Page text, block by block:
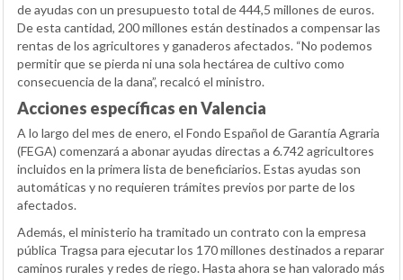
de ayudas con un presupuesto total de 444,5 millones de euros.
De esta cantidad, 200 millones están destinados a compensar las
rentas de los agricultores y ganaderos afectados. “No podemos
permitir que se pierda ni una sola hectárea de cultivo como
consecuencia de la dana”, recalcó el ministro.
Acciones específicas en Valencia
A lo largo del mes de enero, el Fondo Español de Garantía Agraria
(FEGA) comenzará a abonar ayudas directas a 6.742 agricultores
incluidos en la primera lista de beneficiarios. Estas ayudas son
automáticas y no requieren trámites previos por parte de los
afectados.
Además, el ministerio ha tramitado un contrato con la empresa
pública Tragsa para ejecutar los 170 millones destinados a reparar
caminos rurales y redes de riego. Hasta ahora se han valorado más